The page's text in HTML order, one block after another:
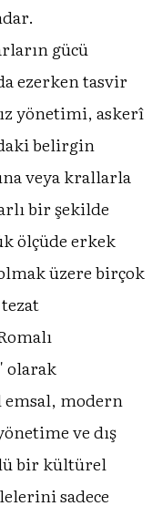
gücü
ezerken tasvir
yönetimi, askerî
belirgin
veya krallarla
bir şekilde
ölçüde erkek
üzere birçok
olarak
modern
ve dış
bir kültürel
sadece